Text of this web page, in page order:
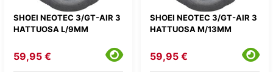
SHOEI NEOTEC 3/GT-AIR 3
HATTUOSA L/9MM
59,95 €
SHOEI NEOTEC 3/GT-AIR 3
HATTUOSA M/13MM
59,95 €